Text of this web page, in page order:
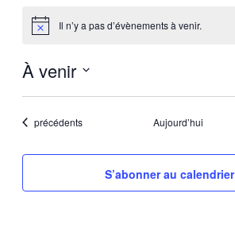
Notice Il n’y a pas d’évènements à venir.
À venir
Sélectionnez
Évènements
précédents Aujourd’hui
S’abonner au calendrier